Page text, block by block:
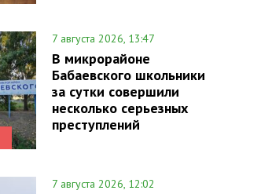
7 августа 2026, 13:47
В микрорайоне
Бабаевского школьники
за сутки совершили
несколько серьезных
преступлений
7 августа 2026, 12:02